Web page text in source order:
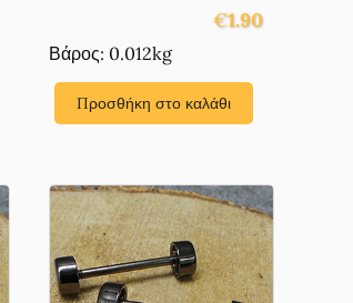
€1.90
Βάρος: 0.012kg
Προσθήκη στο καλάθι